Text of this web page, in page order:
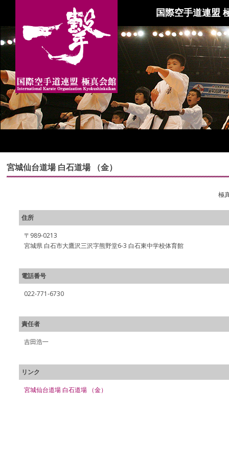
国際空手道連盟
宮城仙台道場 白石道場 （金）
極
住所
〒989-0213
宮城県 白石市大鷹沢三沢字熊野堂6-3 白石東中学校体育館
電話番号
022-771-6730
責任者
吉田浩一
リンク
宮城仙台道場 白石道場 （金）